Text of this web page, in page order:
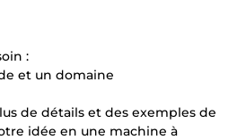
:
et un domaine
de détails et des exemples de
idée en une machine à